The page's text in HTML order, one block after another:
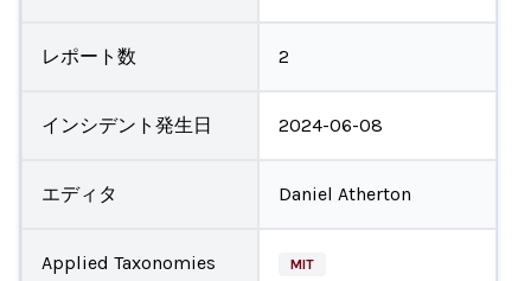
レポート数 2
インシデント発生日 2024-06-08
エディタ Daniel Atherton
Applied Taxonomies MIT